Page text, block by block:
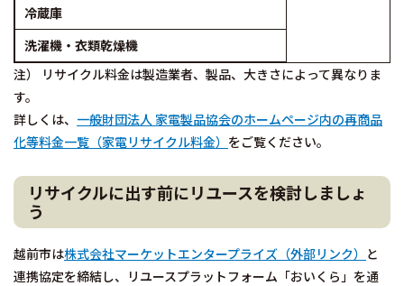
冷蔵庫
洗濯機・衣類乾燥機
注） リサイクル料金は製造業者、製品、大きさによって異なりま
す。
詳しくは、 一般財団法人 家電製品協会のホームページ内の再商品
化等料金一覧（家電リサイクル料金） をご覧ください。
リサイクルに出す前にリユースを検討しましょ
う
越前市は株式会社マーケットエンタープライズ（外部リンク） と
連携協定を締結し、リユースプラットフォーム「おいくら」を通